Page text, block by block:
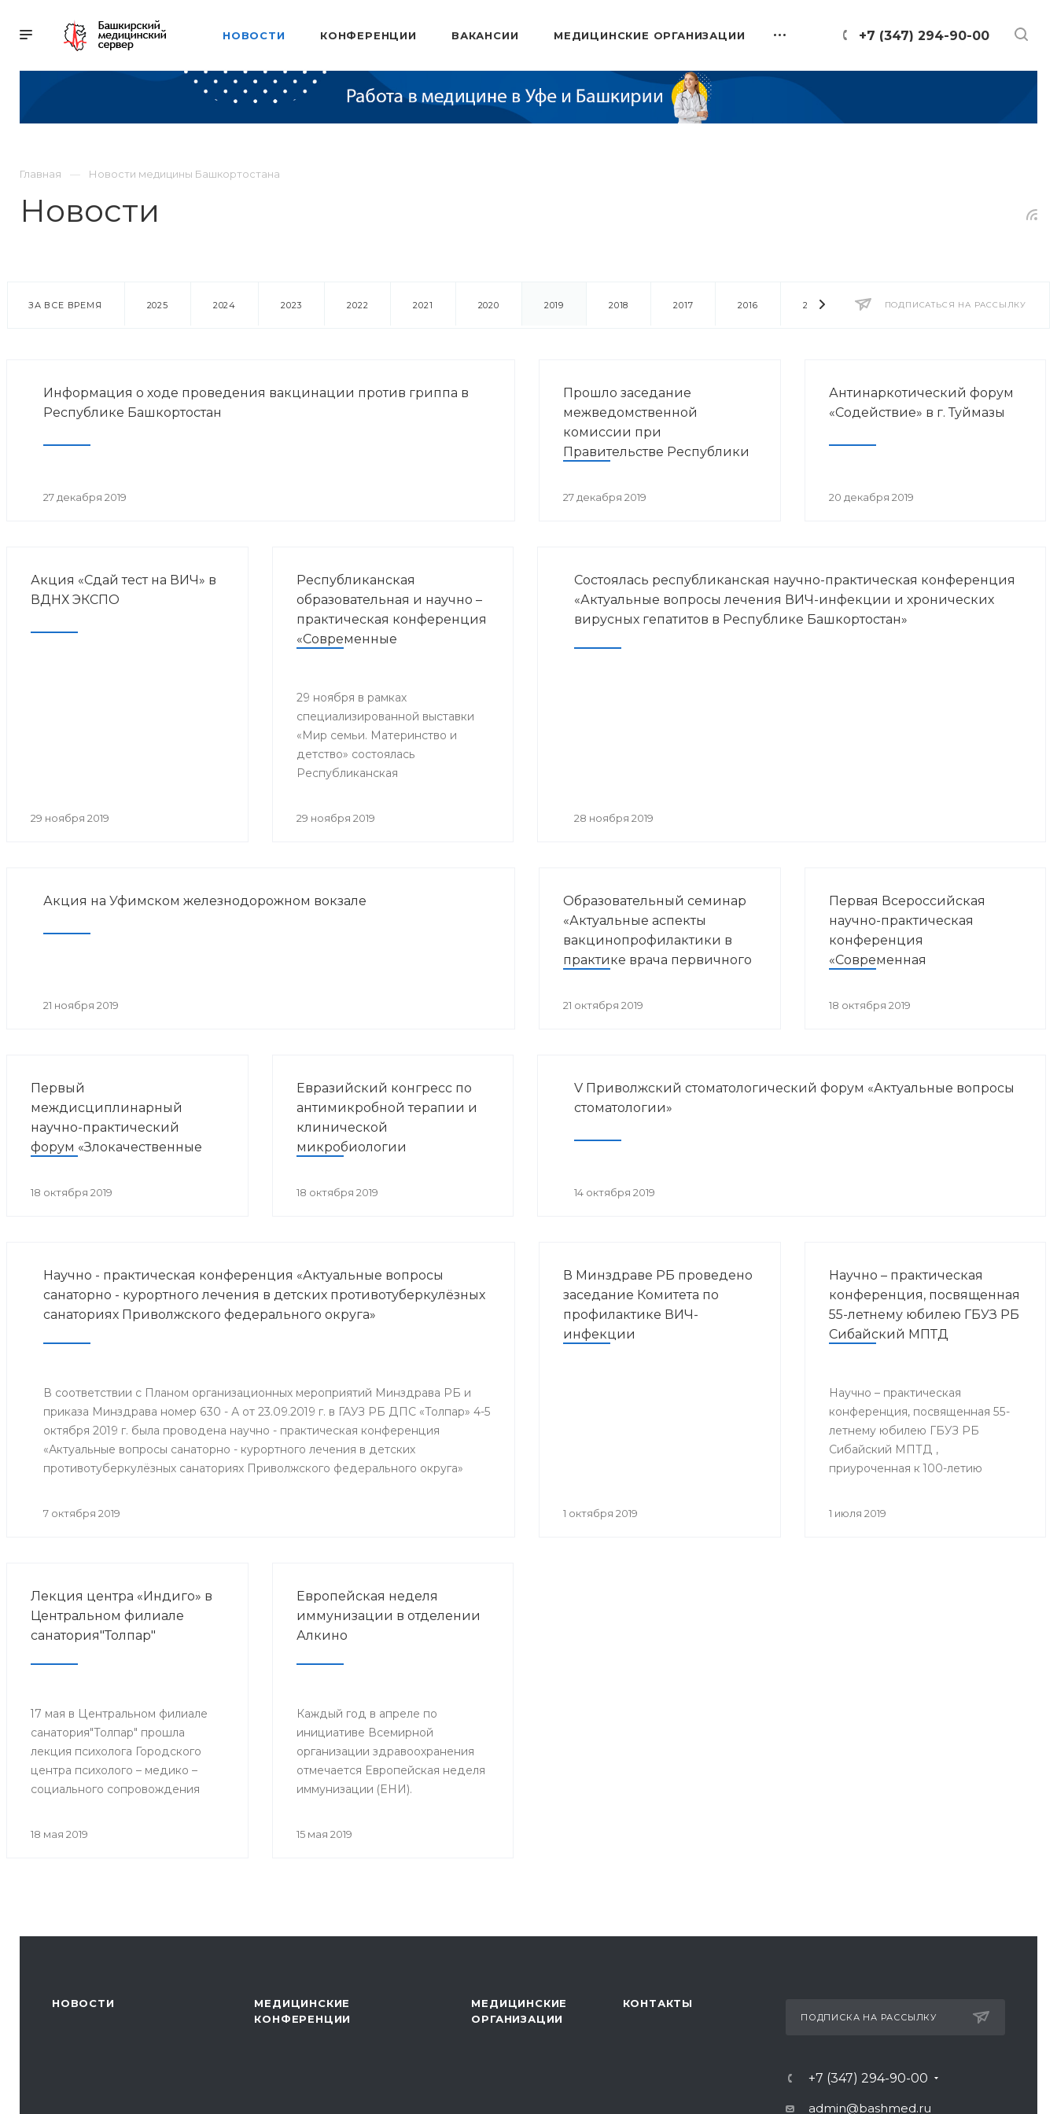
+7 (347) 294-90-00
НОВОСТИ КОНФЕРЕНЦИИ ВАКАНСИИ МЕДИЦИНСКИЕ ОРГАНИЗАЦИИ
Главная Новости медицины Башкортостана
Новости
ПОДПИСАТЬСЯ НА РАССЫЛКУ
ЗА ВСЕ ВРЕМЯ 2025 2024 2023 2022 2021 2020 2019 2018 2017 2016 2014 2013 2012 2011
Информация о ходе проведения вакцинации против гриппа в
Республике Башкортостан
27 декабря 2019
Прошло заседание
межведомственной
комиссии при
Правительстве Республики
предупреждения
27 декабря 2019
Антинаркотический форум
«Содействие» в г. Туймазы
20 декабря 2019
Акция «Сдай тест на ВИЧ» в
ВДНХ ЭКСПО
29 ноября 2019
Республиканская
образовательная и научно –
практическая конференция
«Современные
медицинской
реабилитации»
29 ноября в рамках
специализированной выставки
«Мир семьи. Материнство и
детство» состоялась
Республиканская
практическая конференция
29 ноября 2019
Состоялась республиканская научно-практическая конференция
«Актуальные вопросы лечения ВИЧ-инфекции и хронических
вирусных гепатитов в Республике Башкортостан»
28 ноября 2019
Акция на Уфимском железнодорожном вокзале
21 ноября 2019
Образовательный семинар
«Актуальные аспекты
вакцинопрофилактики в
практике врача первичного
21 октября 2019
Первая Всероссийская
научно-практическая
конференция
«Современная
вызовы, возможности,
18 октября 2019
Первый
междисциплинарный
научно-практический
форум «Злокачественные
18 октября 2019
Евразийский конгресс по
антимикробной терапии и
клинической
микробиологии
18 октября 2019
V Приволжский стоматологический форум «Актуальные вопросы
стоматологии»
14 октября 2019
Научно - практическая конференция «Актуальные вопросы
санаторно - курортного лечения в детских противотуберкулёзных
санаториях Приволжского федерального округа»
В соответствии с Планом организационных мероприятий Минздрава РБ и
приказа Минздрава номер 630 - А от 23.09.2019 г. в ГАУЗ РБ ДПС «Толпар» 4-5
октября 2019 г. была проводена научно - практическая конференция
«Актуальные вопросы санаторно - курортного лечения в детских
противотуберкулёзных санаториях Приволжского федерального округа»
7 октября 2019
В Минздраве РБ проведено
заседание Комитета по
профилактике ВИЧ-
инфекции
1 октября 2019
Научно – практическая
конференция, посвященная
55-летнему юбилею ГБУЗ РБ
Сибайский МПТД
Научно – практическая
конференция, посвященная 55-
летнему юбилею ГБУЗ РБ
Сибайский МПТД ,
приуроченная к 100-летию
1 июля 2019
Лекция центра «Индиго» в
Центральном филиале
санатория"Толпар"
17 мая в Центральном филиале
санатория"Толпар" прошла
лекция психолога Городского
центра психолого – медико –
социального сопровождения
18 мая 2019
Европейская неделя
иммунизации в отделении
Алкино
Каждый год в апреле по
инициативе Всемирной
организации здравоохранения
отмечается Европейская неделя
иммунизации (ЕНИ).
15 мая 2019
НОВОСТИ
МЕДИЦИНСКИЕ
КОНФЕРЕНЦИИ
МЕДИЦИНСКИЕ
ОРГАНИЗАЦИИ
КОНТАКТЫ
ПОДПИСКА НА РАССЫЛКУ
+7 (347) 294-90-00
admin@bashmed.ru